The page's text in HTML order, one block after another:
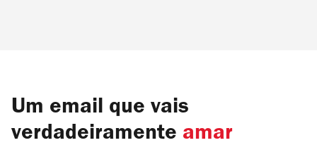
Um email que vais
verdadeiramente amar